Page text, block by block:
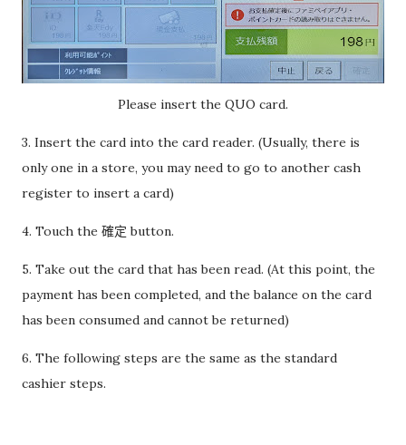
Please insert the QUO card.
3. Insert the card into the card reader. (Usually, there is
only one in a store, you may need to go to another cash
register to insert a card)
4. Touch the 確定 button.
5. Take out the card that has been read. (At this point, the
payment has been completed, and the balance on the card
has been consumed and cannot be returned)
6. The following steps are the same as the standard
cashier steps.